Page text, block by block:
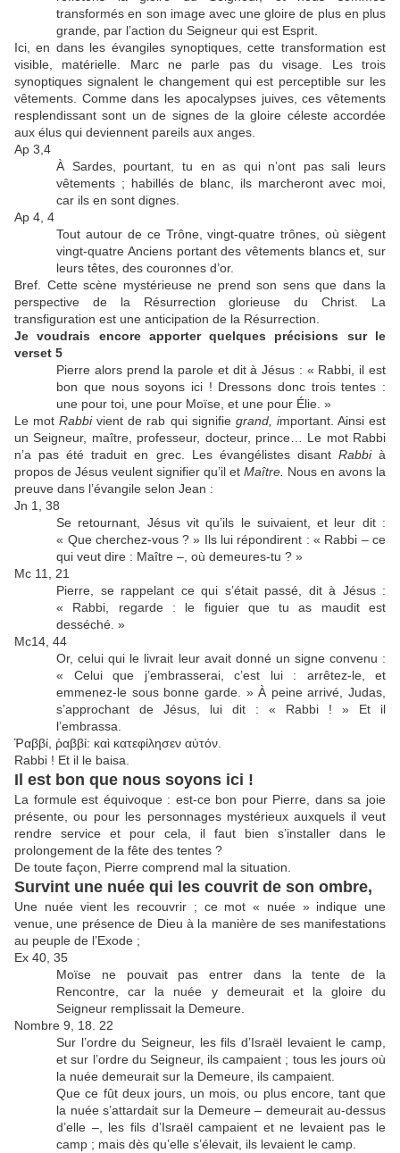
transformés en son image avec une gloire de plus en plus
grande, par l’action du Seigneur qui est Esprit.
Ici, en dans les évangiles synoptiques, cette transformation est
visible, matérielle. Marc ne parle pas du visage. Les trois
synoptiques signalent le changement qui est perceptible sur les
vêtements. Comme dans les apocalypses juives, ces vêtements
resplendissant sont un de signes de la gloire céleste accordée
aux élus qui deviennent pareils aux anges.
Ap 3,4
À Sardes, pourtant, tu en as qui n’ont pas sali leurs
vêtements ; habillés de blanc, ils marcheront avec moi,
car ils en sont dignes.
Ap 4, 4
Tout autour de ce Trône, vingt-quatre trônes, où siègent
vingt-quatre Anciens portant des vêtements blancs et, sur
leurs têtes, des couronnes d’or.
Bref. Cette scène mystérieuse ne prend son sens que dans la
perspective de la Résurrection glorieuse du Christ. La
transfiguration est une anticipation de la Résurrection.
Je voudrais encore apporter quelques précisions sur le
verset 5
Pierre alors prend la parole et dit à Jésus : « Rabbi, il est
bon que nous soyons ici ! Dressons donc trois tentes :
une pour toi, une pour Moïse, et une pour Élie. »
Le motRabbivient de rab qui signifie grand, important. Ainsi est
un Seigneur, maître, professeur, docteur, prince… Le mot Rabbi
n’a pas été traduit en grec. Les évangélistes disant Rabbià
propos de Jésus veulent signifier qu’il et Maître. Nous en avons la
preuve dans l’évangile selon Jean :
Jn 1, 38
Se retournant, Jésus vit qu’ils le suivaient, et leur dit :
« Que cherchez-vous ? » Ils lui répondirent : « Rabbi – ce
qui veut dire : Maître –, où demeures-tu ? »
Mc 11, 21
Pierre, se rappelant ce qui s’était passé, dit à Jésus :
« Rabbi, regarde : le figuier que tu as maudit est
desséché. »
Mc14, 44
Or, celui qui le livrait leur avait donné un signe convenu :
« Celui que j’embrasserai, c’est lui : arrêtez-le, et
emmenez-le sous bonne garde. » À peine arrivé, Judas,
s’approchant de Jésus, lui dit : « Rabbi ! » Et il
l’embrassa.
Ῥαββί, ῥαββί: καὶ κατεφίλησεν αὐτόν.
Rabbi ! Et il le baisa.
Il est bon que nous soyons ici !
La formule est équivoque : est-ce bon pour Pierre, dans sa joie
présente, ou pour les personnages mystérieux auxquels il veut
rendre service et pour cela, il faut bien s’installer dans le
prolongement de la fête des tentes ?
De toute façon, Pierre comprend mal la situation.
Survint une nuée qui les couvrit de son ombre,
Une nuée vient les recouvrir ; ce mot « nuée » indique une
venue, une présence de Dieu à la manière de ses manifestations
au peuple de l’Exode ;
Ex 40, 35
Moïse ne pouvait pas entrer dans la tente de la
Rencontre, car la nuée y demeurait et la gloire du
Seigneur remplissait la Demeure.
Nombre 9, 18. 22
Sur l’ordre du Seigneur, les fils d’Israël levaient le camp,
et sur l’ordre du Seigneur, ils campaient ; tous les jours où
la nuée demeurait sur la Demeure, ils campaient.
Que ce fût deux jours, un mois, ou plus encore, tant que
la nuée s’attardait sur la Demeure – demeurait au-dessus
d’elle –, les fils d’Israël campaient et ne levaient pas le
camp ; mais dès qu’elle s’élevait, ils levaient le camp.